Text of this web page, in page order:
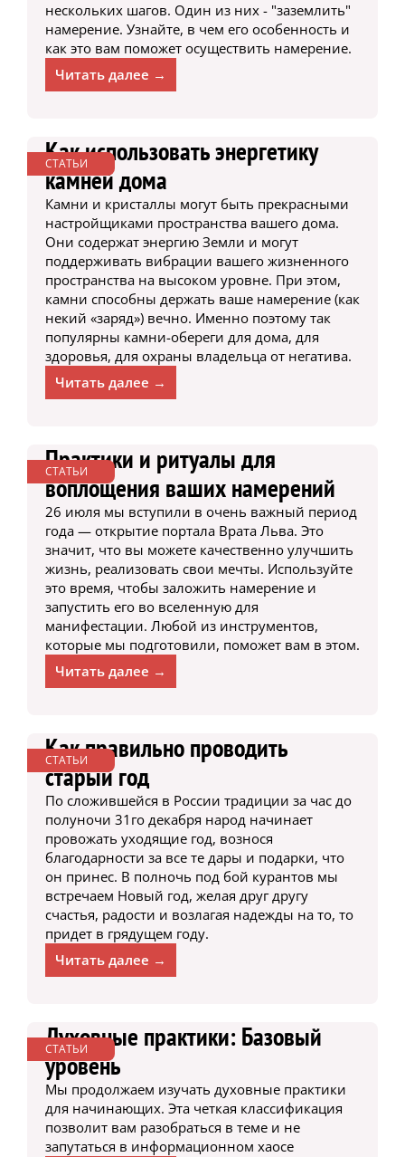
нескольких шагов. Один из них - "заземлить"
намерение. Узнайте, в чем его особенность и
как это вам поможет осуществить намерение.
Читать далее →
СТАТЬИ
Как использовать энергетику
камней дома
Камни и кристаллы могут быть прекрасными
настройщиками пространства вашего дома.
Они содержат энергию Земли и могут
поддерживать вибрации вашего жизненного
пространства на высоком уровне. При этом,
камни способны держать ваше намерение (как
некий «заряд») вечно. Именно поэтому так
популярны камни-обереги для дома, для
здоровья, для охраны владельца от негатива.
Читать далее →
СТАТЬИ
Практики и ритуалы для
воплощения ваших намерений
26 июля мы вступили в очень важный период
года — открытие портала Врата Льва. Это
значит, что вы можете качественно улучшить
жизнь, реализовать свои мечты. Используйте
это время, чтобы заложить намерение и
запустить его во вселенную для
манифестации. Любой из инструментов,
которые мы подготовили, поможет вам в этом.
Читать далее →
СТАТЬИ
Как правильно проводить
старый год
По сложившейся в России традиции за час до
полуночи 31го декабря народ начинает
провожать уходящие год, вознося
благодарности за все те дары и подарки, что
он принес. В полночь под бой курантов мы
встречаем Новый год, желая друг другу
счастья, радости и возлагая надежды на то, то
придет в грядущем году.
Читать далее →
СТАТЬИ
Духовные практики: Базовый
уровень
Мы продолжаем изучать духовные практики
для начинающих. Эта четкая классификация
позволит вам разобраться в теме и не
запутаться в информационном хаосе